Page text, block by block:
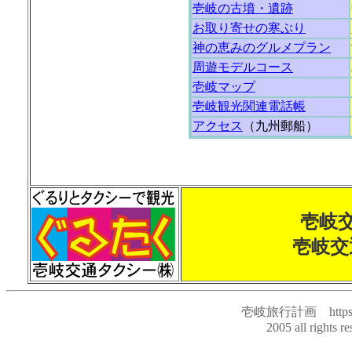
壱岐の古墳・遺跡
お取り寄せの寒ぶり
神の恵みのグルメプラン
周遊モデルコース
壱岐マップ
壱岐観光関連電話帳
アクセス
（九州郵船）
壱岐
壱岐
壱岐旅行計画
2005 all rights